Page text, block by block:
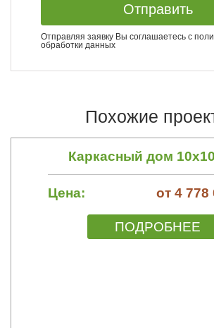
Отправить
Отправляя заявку Вы соглашаетесь с
обработки данных
Похожие
Каркасный дом
Цена: от 4 778
ПОДРОБНЕЕ